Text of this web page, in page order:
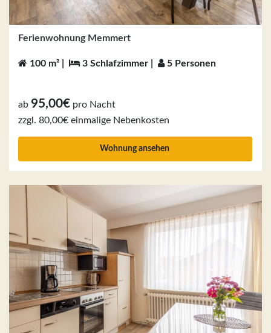
Ferienwohnung Memmert
100 m² | 3 Schlafzimmer | 5 Personen
ab 95,00€ pro Nacht
zzgl. 80,00€ einmalige Nebenkosten
Wohnung ansehen